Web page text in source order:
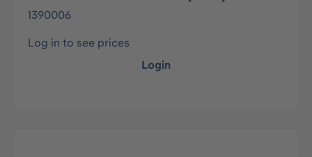
1390006
Log in to see prices
Login